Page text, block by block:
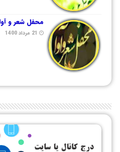
محفل شعر و
21 مرداد 1400